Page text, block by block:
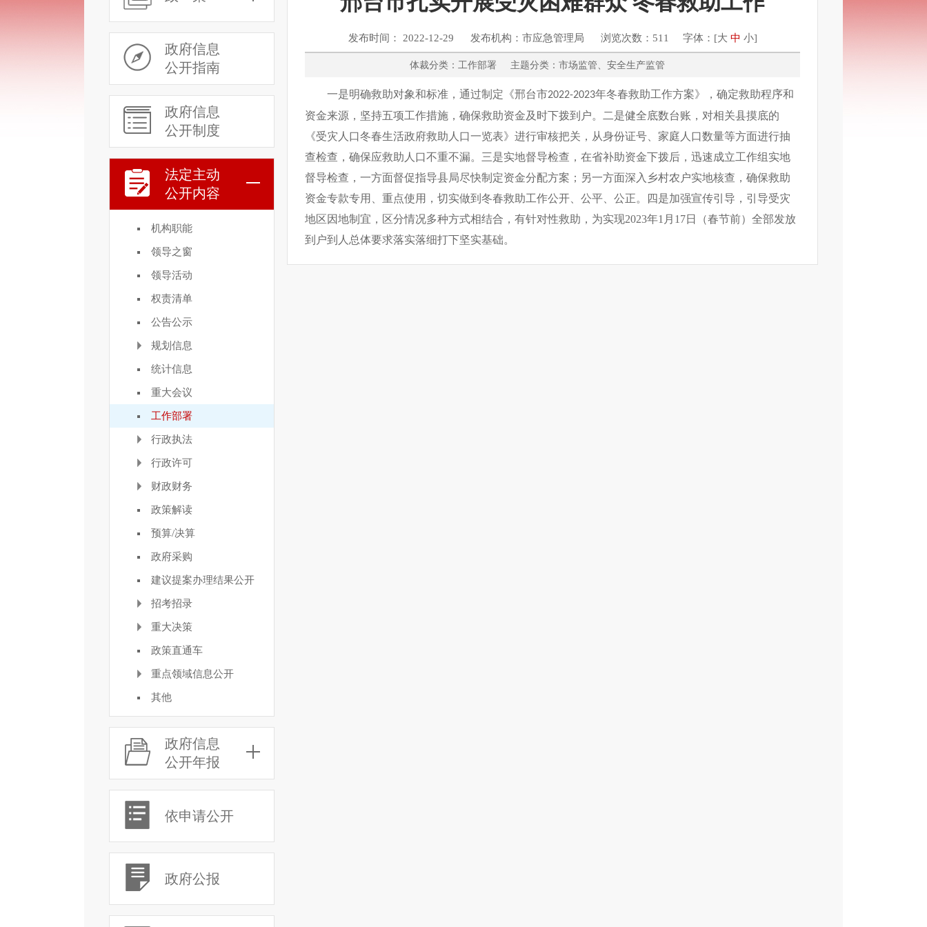
政府信息
公开指南
政府信息
公开制度
法定主动
公开内容
机构职能
领导之窗
领导活动
权责清单
公告公示
规划信息
统计信息
重大会议
工作部署
行政执法
行政许可
财政财务
政策解读
预算/决算
政府采购
建议提案办理结果公开
招考招录
重大决策
政策直通车
重点领域信息公开
其他
政府信息
公开年报
依申请公开
政府公报
发布时间： 2022-12-29 发布机构：市应急管理局 浏览次数：511 字体：[大 中 小]
体裁分类：工作部署 主题分类：市场监管、安全生产监管
一是明确救助对象和标准，通过制定《邢台市2022-2023年冬春救助工作方案》，确定救助程序和
资金来源，坚持五项工作措施，确保救助资金及时下拨到户。二是健全底数台账，对相关县摸底的
《受灾人口冬春生活政府救助人口一览表》进行审核把关，从身份证号、家庭人口数量等方面进行抽
查检查，确保应救助人口不重不漏。三是实地督导检查，在省补助资金下拨后，迅速成立工作组实地
督导检查，一方面督促指导县局尽快制定资金分配方案；另一方面深入乡村农户实地核查，确保救助
资金专款专用、重点使用，切实做到冬春救助工作公开、公平、公正。四是加强宣传引导，引导受灾
地区因地制宜，区分情况多种方式相结合，有针对性救助，为实现2023年1月17日（春节前）全部发放
到户到人总体要求落实落细打下坚实基础。